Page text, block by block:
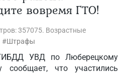
вовремя ГТО!
357075. Возрастные
Штрафы
по Люберецкому
сообщает, что участились